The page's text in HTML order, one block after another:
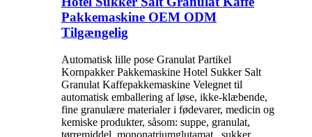
Pakkemaskine OEM ODM
Tilgængelig
Automatisk lille pose Granulat Partikel
Kornpakker Pakkemaskine Hotel Sukker Salt
Granulat Kaffepakkemaskine Velegnet til
automatisk emballering af løse, ikke-klæbende,
fine granulære materialer i fødevarer, medicin og
kemiske produkter, såsom: suppe, granulat,